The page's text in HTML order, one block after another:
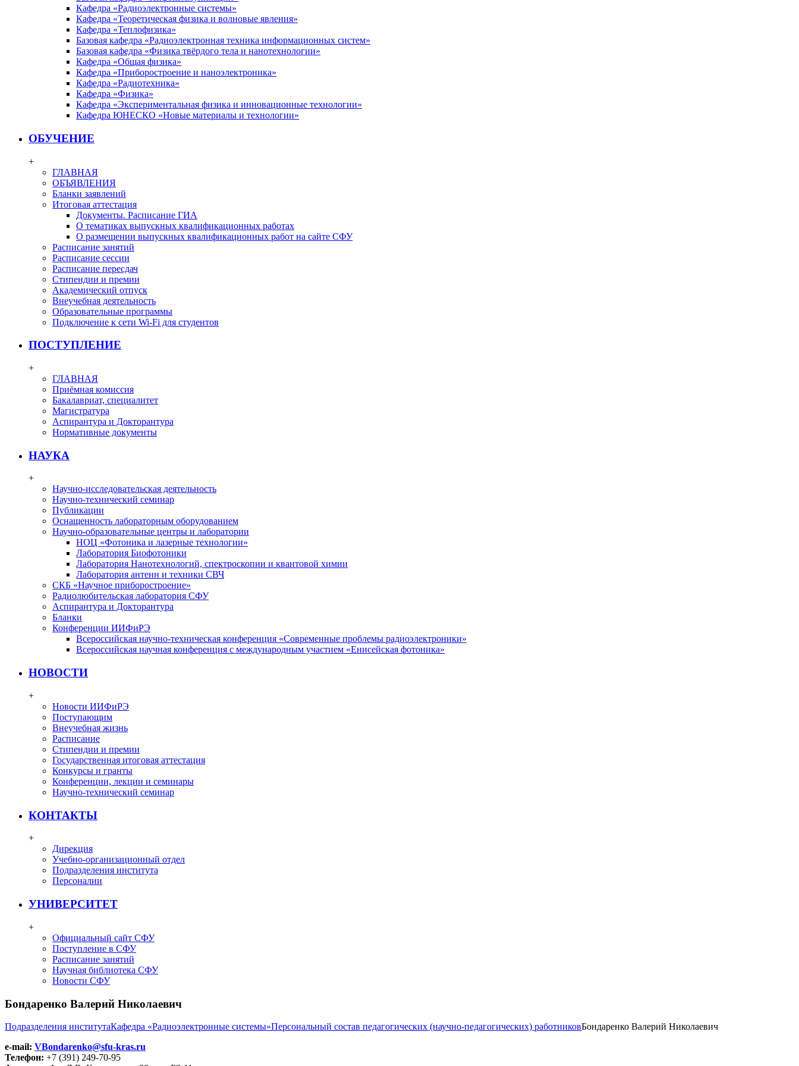
Кафедра «Радиоэлектронные системы»
Кафедра «Теоретическая физика и волновые явления»
Кафедра «Теплофизика»
Базовая кафедра «Радиоэлектронная техника информационных систем»
Базовая кафедра «Физика твёрдого тела и нанотехнологии»
Кафедра «Общая физика»
Кафедра «Приборостроение и наноэлектроника»
Кафедра «Радиотехника»
Кафедра «Физика»
Кафедра «Экспериментальная физика и инновационные технологии»
Кафедра ЮНЕСКО «Новые материалы и технологии»
ОБУЧЕНИЕ
+
ГЛАВНАЯ
ОБЪЯВЛЕНИЯ
Бланки заявлений
Итоговая аттестация
Документы. Расписание ГИА
О тематиках выпускных квалификационных работах
О размещении выпускных квалификационных работ на сайте СФУ
Расписание занятий
Расписание сессии
Расписание пересдач
Стипендии и премии
Академический отпуск
Внеучебная деятельность
Образовательные программы
Подключение к сети Wi-Fi для студентов
ПОСТУПЛЕНИЕ
+
ГЛАВНАЯ
Приёмная комиссия
Бакалавриат, специалитет
Магистратура
Аспирантура и Докторантура
Нормативные документы
НАУКА
+
Научно-исследовательская деятельность
Научно-технический семинар
Публикации
Оснащенность лабораторным оборудованием
Научно-образовательные центры и лаборатории
НОЦ «Фотоника и лазерные технологии»
Лаборатория Биофотоники
Лаборатория Нанотехнологий, спектроскопии и квантовой химии
Лаборатория антенн и техники СВЧ
СКБ «Научное приборостроение»
Радиолюбительская лаборатория СФУ
Аспирантура и Докторантура
Бланки
Конференции ИИФиРЭ
Всероссийская научно-техническая конференция «Современные проблемы радиоэлектроники»
Всероссийская научная конференция с международным участием «Енисейская фотоника»
НОВОСТИ
+
Новости ИИФиРЭ
Поступающим
Внеучебная жизнь
Расписание
Стипендии и премии
Государственная итоговая аттестация
Конкурсы и гранты
Конференции, лекции и семинары
Научно-технический семинар
КОНТАКТЫ
+
Дирекция
Учебно-организационный отдел
Подразделения института
Персоналии
УНИВЕРСИТЕТ
+
Официальный сайт СФУ
Поступление в СФУ
Расписание занятий
Научная библиотека СФУ
Новости СФУ
Бондаренко Валерий Николаевич
Подразделения институтаКафедра «Радиоэлектронные системы»Персональный состав педагогических (научно-педагогических) работниковБондаренко Валерий Николаевич
e-mail: VBondarenko@sfu-kras.ru
Телефон: +7 (391) 249-70-95